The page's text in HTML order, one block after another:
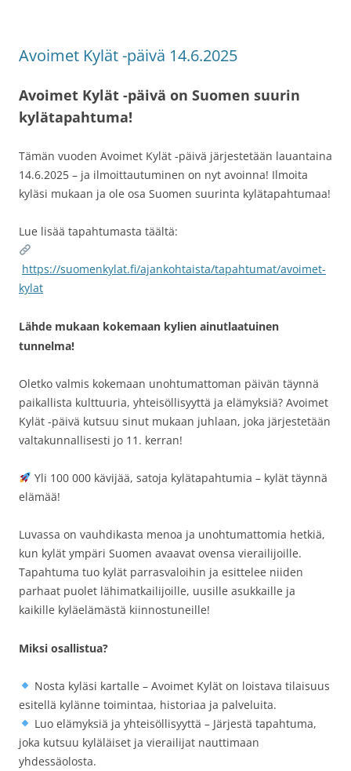
Avoimet Kylät -päivä 14.6.2025
Avoimet Kylät -päivä on Suomen suurin
kylätapahtuma!
Tämän vuoden Avoimet Kylät -päivä järjestetään lauantaina
14.6.2025 – ja ilmoittautuminen on nyt avoinna! Ilmoita
kyläsi mukaan ja ole osa Suomen suurinta kylätapahtumaa!
Lue lisää tapahtumasta täältä:
https://suomenkylat.fi/ajankohtaista/tapahtumat/avoimet-
kylat
Lähde mukaan kokemaan kylien ainutlaatuinen
tunnelma!
Oletko valmis kokemaan unohtumattoman päivän täynnä
paikallista kulttuuria, yhteisöllisyyttä ja elämyksiä? Avoimet
Kylät -päivä kutsuu sinut mukaan juhlaan, joka järjestetään
valtakunnallisesti jo 11. kerran!
Yli 100 000 kävijää, satoja kylätapahtumia – kylät täynnä
elämää!
Luvassa on vauhdikasta menoa ja unohtumattomia hetkiä,
kun kylät ympäri Suomen avaavat ovensa vierailijoille.
Tapahtuma tuo kylät parrasvaloihin ja esittelee niiden
parhaat puolet lähimatkailijoille, uusille asukkaille ja
kaikille kyläelämästä kiinnostuneille!
Miksi osallistua?
Nosta kyläsi kartalle – Avoimet Kylät on loistava tilaisuus
esitellä kylänne toimintaa, historiaa ja palveluita.
Luo elämyksiä ja yhteisöllisyyttä – Järjestä tapahtuma,
joka kutsuu kyläläiset ja vierailijat nauttimaan
yhdessäolosta.